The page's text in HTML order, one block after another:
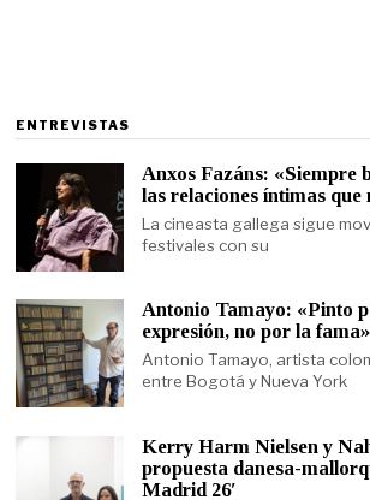
ENTREVISTAS
Anxos Fazáns: «Siempre
las relaciones íntimas que
La cineasta gallega sigue
festivales con su
Antonio Tamayo: «Pinto
expresión, no por la fama»
Antonio Tamayo, artista
entre Bogotá y Nueva York
Kerry Harm Nielsen y
propuesta danesa-
Madrid 26′